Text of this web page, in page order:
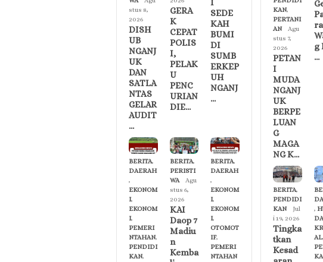
stus 8,
2026
DISH
UB
NGANJ
UK
DAN
SATLA
NTAS
GELAR
AUDIT
…
GERA
K
CEPAT
POLIS
I,
PELAK
U
PENC
URIAN
DIE…
I
SEDE
KAH
BUMI
DI
SUMB
ERKEP
UH
NGANJ
…
BERITA,
DAERAH
,
EKONOM
I,
EKONOM
I,
PEMERI
NTAHAN,
PENDIDI
KAN,
BERITA,
PERISTI
WA
Agu
stus 6,
2026
KAI
Daop 7
Madiu
n
Kemba
BERITA,
DAERAH
,
EKONOM
I,
EKONOM
I,
OTOMOT
IF,
PEMERI
NTAHAN
KAN,
PERTANI
AN
Agu
stus 7,
2026
PETAN
I
MUDA
NGANJ
UK
BERPE
LUAN
G
MAGA
NG K…
g
…
BERITA,
PENDIDI
KAN
Jul
i 19, 2026
Tingka
tkan
Kesad
,
AL,